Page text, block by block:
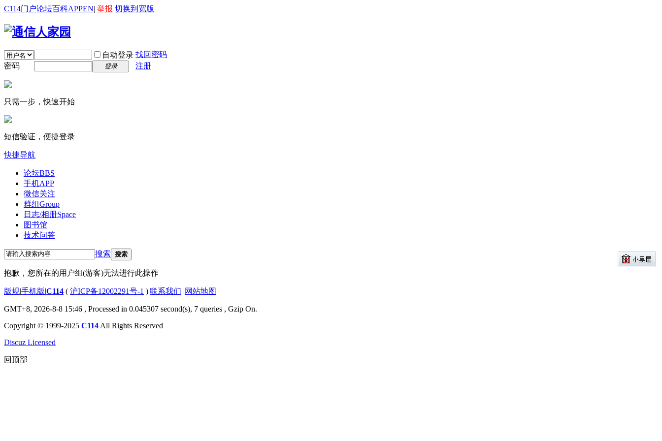
C114门户论坛百科APPEN| 举报 切换到宽版
自动登录 找回密码
密码
登录 注册
只需一步，快速开始
短信验证，便捷登录
快捷导航
论坛BBS
手机APP
微信关注
群组Group
日志/相册Space
图书馆
技术问答
搜索 搜索
抱歉，您所在的用户组(游客)无法进行此操作
版规|手机版|C114 ( 沪ICP备12002291号-1 )|联系我们 |网站地图
GMT+8, 2026-8-8 15:46 , Processed in 0.045307 second(s), 7 queries , Gzip On.
Copyright © 1999-2025 C114 All Rights Reserved
Discuz Licensed
回顶部